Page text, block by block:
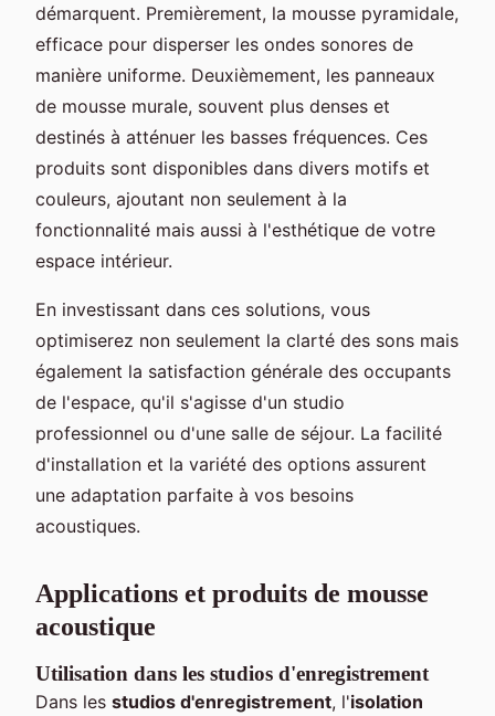
démarquent. Premièrement, la mousse pyramidale,
efficace pour disperser les ondes sonores de
manière uniforme. Deuxièmement, les panneaux
de mousse murale, souvent plus denses et
destinés à atténuer les basses fréquences. Ces
produits sont disponibles dans divers motifs et
couleurs, ajoutant non seulement à la
fonctionnalité mais aussi à l'esthétique de votre
espace intérieur.
En investissant dans ces solutions, vous
optimiserez non seulement la clarté des sons mais
également la satisfaction générale des occupants
de l'espace, qu'il s'agisse d'un studio
professionnel ou d'une salle de séjour. La facilité
d'installation et la variété des options assurent
une adaptation parfaite à vos besoins
acoustiques.
Applications et produits de mousse
acoustique
Utilisation dans les studios d'enregistrement
Dans les studios d'enregistrement, l'isolation